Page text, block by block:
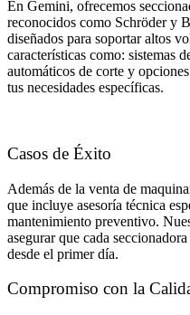
En Gemini, ofrecemos
reconocidos como Schröder y
diseñados para soportar altos
características como: sistemas
automáticos de corte y
tus necesidades específicas.
Casos de Éxito
Además de la venta de
que incluye asesoría técnica
mantenimiento preventivo.
asegurar que cada
desde el primer día.
Compromiso con la